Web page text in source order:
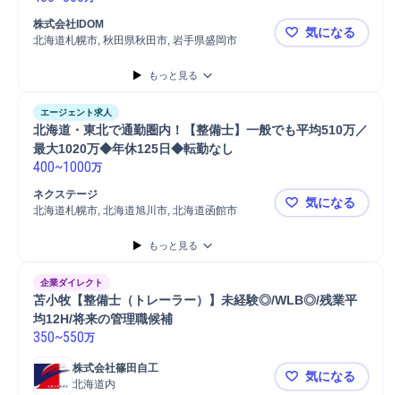
株式会社IDOM
北海道札幌市, 秋田県秋田市, 岩手県盛岡市
WE面B接1
気になる
もっと見る
エージェント求人
北海道・東北で通勤圏内！【整備士】一般でも平均510万／
最大1020万◆年休125日◆転勤なし
400~1000万
ネクステージ
北海道札幌市, 北海道旭川市, 北海道函館市
北海道・東
気になる
もっと見る
企業ダイレクト
苫小牧【整備士（トレーラー）】未経験◎/WLB◎/残業平
均12H/将来の管理職候補
350~550万
株式会社篠田自工
北海道内
苫小牧【整
気になる